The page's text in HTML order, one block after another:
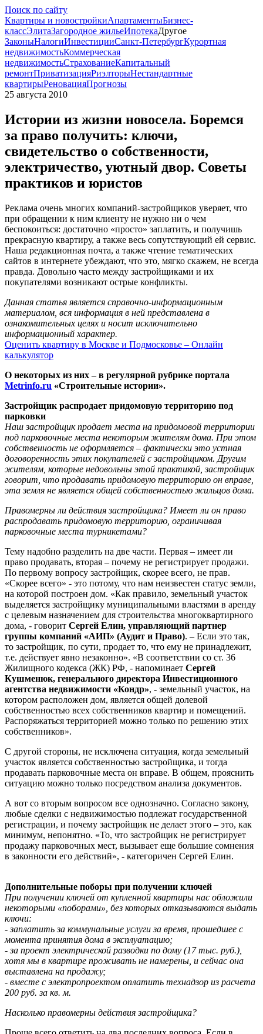
Поиск по сайту
Квартиры и новостройкиАпартаментыБизнес-
классЭлитаЗагородное жильеИпотекаДругое
ЗаконыНалогиИнвестицииСанкт-ПетербургКурортная
недвижимостьКоммерческая
недвижимостьСтрахованиеКапитальный
ремонтПриватизацияРиэлторыНестандартные
квартирыРеновацияПрогнозы
25 августа 2010
Истории из жизни новосела. Боремся
за право получить: ключи,
свидетельство о собственности,
электричество, уютный двор. Советы
практиков и юристов
Реклама очень многих компаний-застройщиков уверяет, что
при обращении к ним клиенту не нужно ни о чем
беспокоиться: достаточно «просто» заплатить, и получишь
прекрасную квартиру, а также весь сопутствующий ей сервис.
Наша редакционная почта, а также чтение тематических
сайтов в интернете убеждают, что это, мягко скажем, не всегда
правда. Довольно часто между застройщиками и их
покупателями возникают острые конфликты.
Данная статья является справочно-информационным
материалом, вся информация в ней представлена в
ознакомительных целях и носит исключительно
информационный характер.
Оценить квартиру в Москве и Подмосковье – Онлайн
калькулятор
О некоторых из них – в регулярной рубрике портала
Metrinfo.ru «Строительные истории».
Застройщик распродает придомовую территорию под
парковки
Наш застройщик продает места на придомовой территории
под парковочные места некоторым жителям дома. При этом
собственность не оформляется – фактически это устная
договоренность этих покупателей с застройщиком. Другим
жителям, которые недовольны этой практикой, застройщик
говорит, что продавать придомовую территорию он вправе,
эта земля не является общей собственностью жильцов дома.
Правомерны ли действия застройщика? Имеет ли он право
распродавать придомовую территорию, ограничивая
парковочные места турникетами?
Тему надобно разделить на две части. Первая – имеет ли
право продавать, вторая – почему не регистрирует продажи.
По первому вопросу застройщик, скорее всего, не прав.
«Скорее всего» - это потому, что нам неизвестен статус земли,
на которой построен дом. «Как правило, земельный участок
выделяется застройщику муниципальными властями в аренду
с целевым назначением для строительства многоквартирного
дома, - говорит Сергей Елин, управляющий партнер
группы компаний «АИП» (Аудит и Право). – Если это так,
то застройщик, по сути, продает то, что ему не принадлежит,
т.е. действует явно незаконно». «В соответствии со ст. 36
Жилищного кодекса (ЖК) РФ, - напоминает Сергей
Кушменюк, генерального директора Инвестиционного
агентства недвижимости «Кондр», - земельный участок, на
котором расположен дом, является общей долевой
собственностью всех собственников квартир и помещений.
Распоряжаться территорией можно только по решению этих
собственников».
С другой стороны, не исключена ситуация, когда земельный
участок является собственностью застройщика, и тогда
продавать парковочные места он вправе. В общем, прояснить
ситуацию можно только посредством анализа документов.
А вот со вторым вопросом все однозначно. Согласно закону,
любые сделки с недвижимостью подлежат государственной
регистрации, и почему застройщик не делает этого – это, как
минимум, непонятно. «То, что застройщик не регистрирует
продажу парковочных мест, вызывает еще большие сомнения
в законности его действий», - категоричен Сергей Елин.
Дополнительные поборы при получении ключей
При получении ключей от купленной квартиры нас обложили
некоторыми «поборами», без которых отказываются выдать
ключи:
- заплатить за коммунальные услуги за время, прошедшее с
момента принятия дома в эксплуатацию;
- за проект электрической разводки по дому (17 тыс. руб.),
хотя мы в квартире проживать не намерены, и сейчас она
выставлена на продажу;
- вместе с электропроектом оплатить технадзор из расчета
200 руб. за кв. м.
Насколько правомерны действия застройщика?